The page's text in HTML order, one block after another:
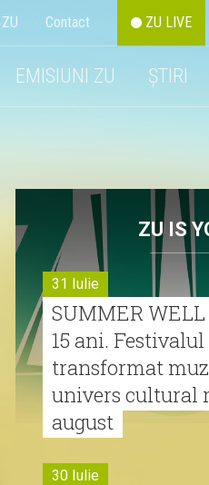
Contact ZU LIVE
EMISIUNI ZU ȘTIRI
ZU IS
31 Iulie
SUMMER
15 ani. Festivalul
transformat
univers cultural
august
30 Iulie